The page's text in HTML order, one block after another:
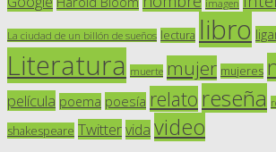
imagen
La ciudad de un billón de sueños lectura libro
Literatura muerte mujer mujeres
película poema poesía relato reseña
shakespeare Twittervida video